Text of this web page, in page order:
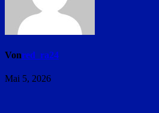
Vonred_ra24
Mai 5, 2026